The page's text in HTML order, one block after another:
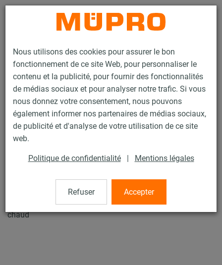
Nous utilisons des cookies pour assurer le bon
fonctionnement de ce site Web, pour personnaliser le
contenu et la publicité, pour fournir des fonctionnalités
de médias sociaux et pour analyser notre trafic. Si vous
nous donnez votre consentement, nous pouvons
également informer nos partenaires de médias sociaux,
de publicité et d'analyse de votre utilisation de ce site
web.
Politique de confidentialité | Mentions légales
Refuser Accepter
Contact
Produits Technique de fixation
Produits galvanisés à chaud
Rails d'installation, galvanisés à chaud
Console rail MPR
Console rail MPR
Console rail MPR 41/82/2,5, Longueur: 1.040 mm, galv. à
chaud